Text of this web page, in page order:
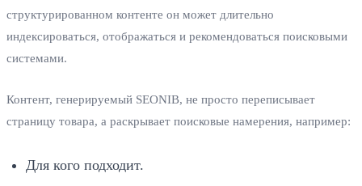
структурированном контенте он может длительно
индексироваться, отображаться и рекомендоваться поисковыми
системами.
Контент, генерируемый SEONIB, не просто переписывает
страницу товара, а раскрывает поисковые намерения, например:
Для кого подходит.